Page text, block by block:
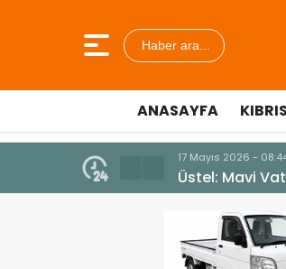
Haber ara...
ANASAYFA KIBRIS
10 Temmuz 2026 -